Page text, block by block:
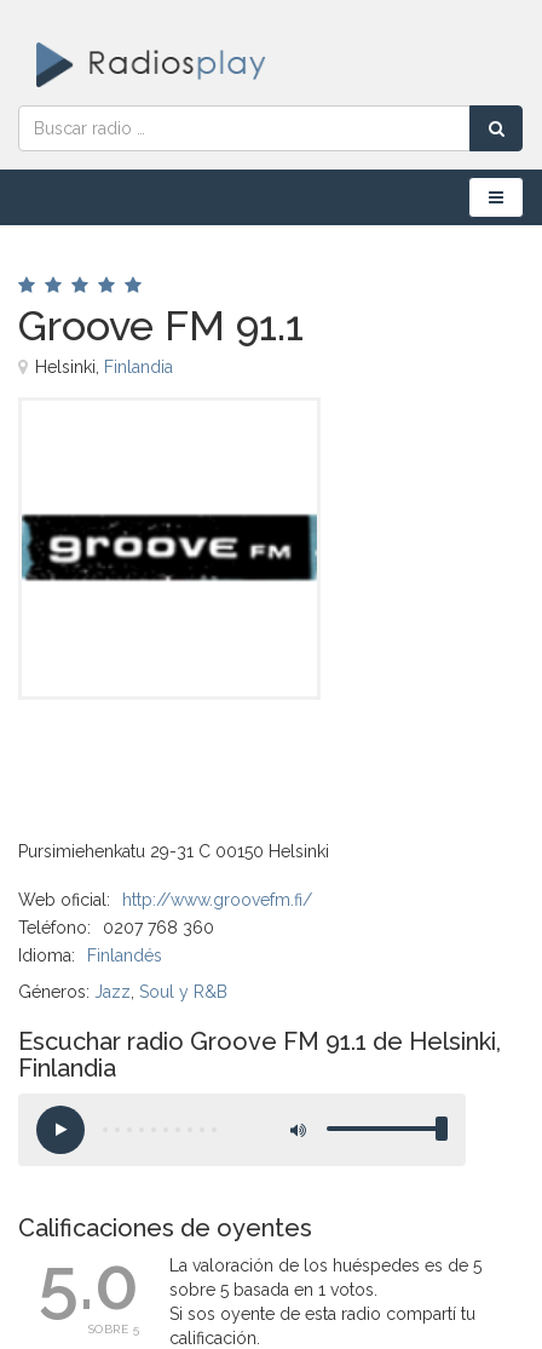
Menú
Groove FM 91.1
Helsinki, Finlandia
Pursimiehenkatu 29-31 C 00150 Helsinki
Web oficial:
http://www.groovefm.fi/
Teléfono:
0207 768 360
Idioma:
Finlandés
Géneros: Jazz Soul y R&B
Escuchar radio Groove FM 91.1 de Helsinki,
Finlandia
Calificaciones de oyentes
5.0
SOBRE 5
La valoración de los huéspedes es de 5
sobre 5 basada en 1 votos.
Si sos oyente de esta radio compartí tu
calificación.